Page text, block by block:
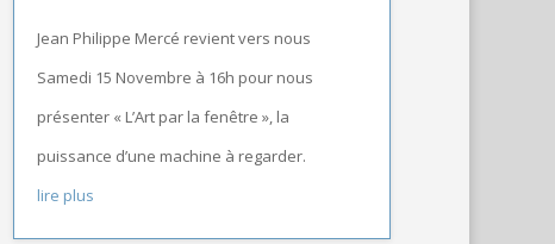
Jean Philippe Mercé revient vers nous
Samedi 15 Novembre à 16h pour nous
présenter « L’Art par la fenêtre », la
puissance d’une machine à regarder.
lire plus